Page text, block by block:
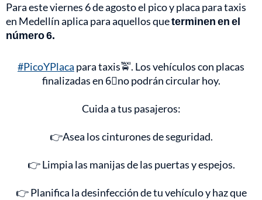
Para este viernes 6 de agosto el pico y placa para taxis
en Medellín aplica para aquellos queterminen en el
número 6.
#PicoYPlaca para taxis🚖. Los vehículos con placas
finalizadas en 6⃣no podrán circular hoy.
Cuida a tus pasajeros:
👉Asea los cinturones de seguridad.
👉 Limpia las manijas de las puertas y espejos.
👉 Planifica la desinfección de tu vehículo y haz que